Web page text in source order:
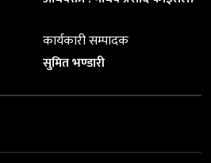
कार्यकारी सम्पादक
सुमित भण्डारी